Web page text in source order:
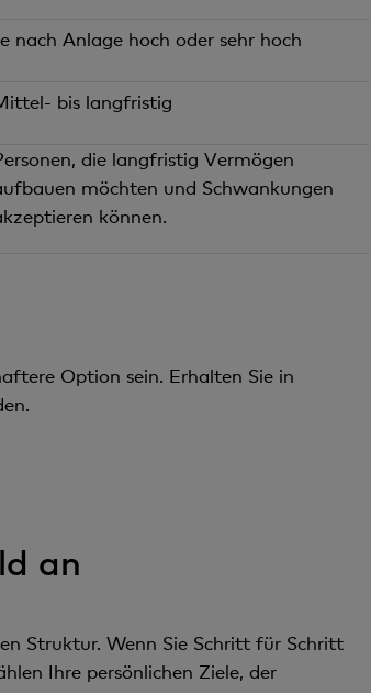
nach Anlage hoch oder sehr hoch
bis langfristig
die langfristig Vermögen
möchten und Schwankungen
können.
Option sein. Erhalten Sie in
an
Struktur. Wenn Sie Schritt für Schritt
Ihre persönlichen Ziele, der